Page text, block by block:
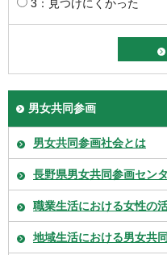
3：見つけにくかった
男女共同参画
男女共同参画社会とは
長野県男女共同参画セン
職業生活における女性の
地域生活における男女共